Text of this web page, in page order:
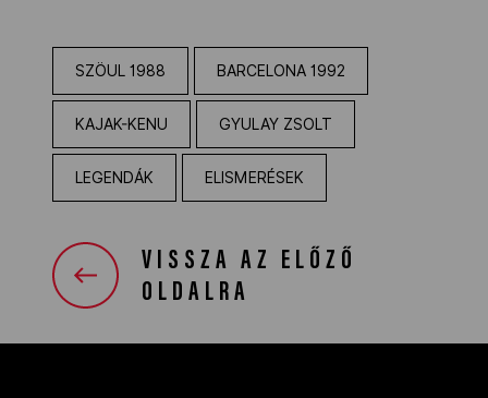
SZÖUL 1988 BARCELONA 1992
KAJAK-KENU GYULAY ZSOLT
LEGENDÁK ELISMERÉSEK
VISSZA AZ ELŐZŐ
OLDALRA